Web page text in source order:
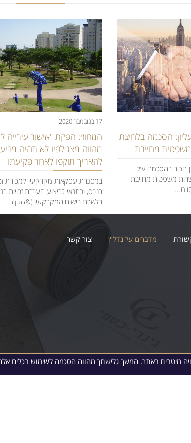
הסכמה בלחיצת
מחייבת
הכיר בהסכמה של
משפטית מחייבת
17 בנובמבר 2020
המחוזי: הפקת "אישור עירייה
מהווה מצג לפיו לא תהיה
להאריך תוקפו לאחר פקיעתו
במסגרת עסקאות מקרקעין למכירת
בנכס, וכתנאי לביצוע העברת זכויות
בלשכת רישום המקרקעין (&quo...
מדברים על נדל"ן צור קשר